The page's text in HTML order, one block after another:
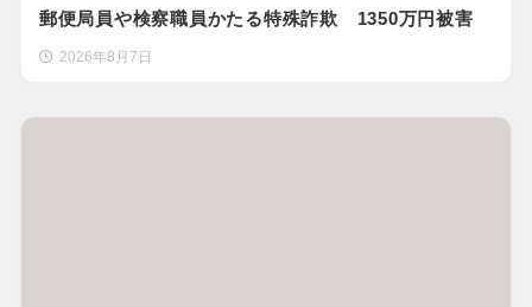
郵便局員や検察職員かたる特殊詐欺 1350万円被害
2026年8月7日